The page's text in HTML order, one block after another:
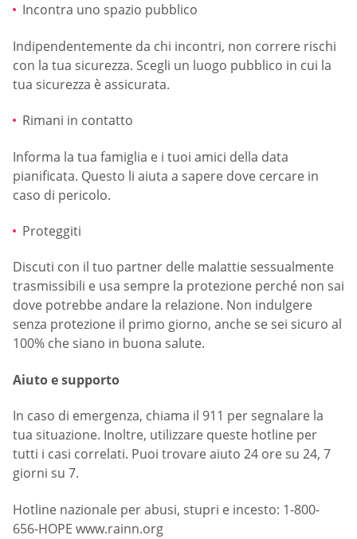
Incontra uno spazio pubblico
Indipendentemente da chi incontri, non correre rischi
con la tua sicurezza. Scegli un luogo pubblico in cui la
tua sicurezza è assicurata.
Rimani in contatto
Informa la tua famiglia e i tuoi amici della data
pianificata. Questo li aiuta a sapere dove cercare in
caso di pericolo.
Proteggiti
Discuti con il tuo partner delle malattie sessualmente
trasmissibili e usa sempre la protezione perché non sai
dove potrebbe andare la relazione. Non indulgere
senza protezione il primo giorno, anche se sei sicuro al
100% che siano in buona salute.
Aiuto e supporto
In caso di emergenza, chiama il 911 per segnalare la
tua situazione. Inoltre, utilizzare queste hotline per
tutti i casi correlati. Puoi trovare aiuto 24 ore su 24, 7
giorni su 7.
Hotline nazionale per abusi, stupri e incesto: 1-800-
656-HOPE www.rainn.org